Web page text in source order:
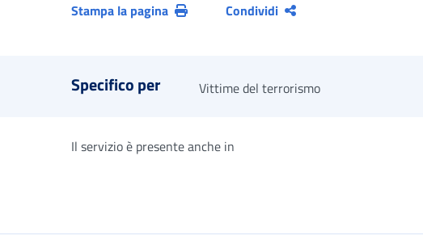
Stampa la pagina
Condividi
Specifico per Vittime del terrorismo
Il servizio è presente anche in